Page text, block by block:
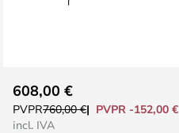
comienzo
608,00 €
PVPR760,00 €
PVPR -152,00 €
incl. IVA